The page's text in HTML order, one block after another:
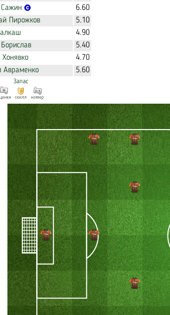
Сажин 6.60
Пирожков 5.10
алкаш 4.90
Борислав 5.40
Хонявко 4.70
Авраменко 5.60
Запас